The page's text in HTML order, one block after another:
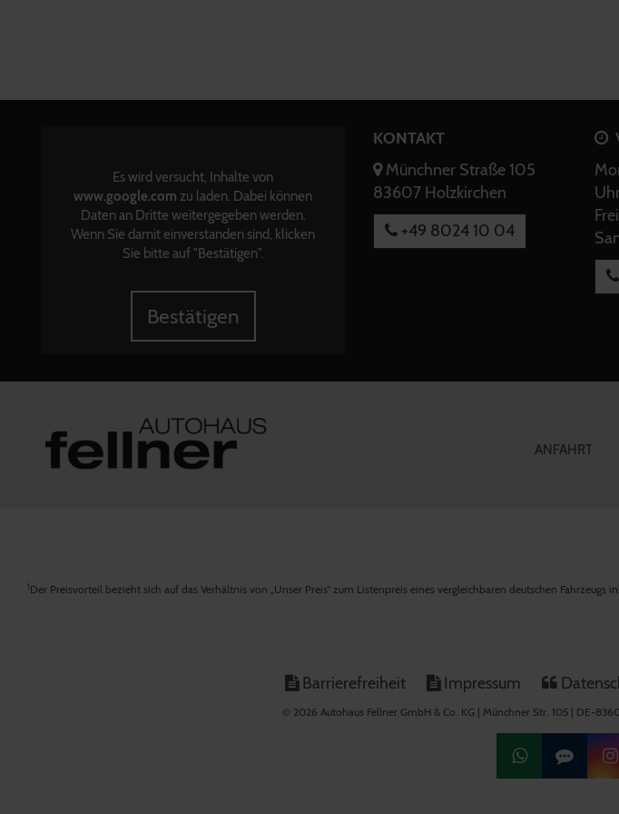
Es wird versucht, Inhalte von
www.google.com zu laden. Dabei können
Daten an Dritte weitergegeben werden.
Wenn Sie damit einverstanden sind, klicken
Sie bitte auf "Bestätigen".
Bestätigen
KONTAKT
Münchner Straße 105
83607 Holzkirchen
+49 8024 10 04
ANFAHRT
1Der Preisvorteil bezieht sich auf das Verhältnis von „Unser Preis“ zum Listenpreis eines vergleichbaren deutschen Fahrzeugs
Barrierefreiheit Impressum
© 2026 Autohaus Fellner GmbH & Co. KG | Münchner Str. 105 | DE-